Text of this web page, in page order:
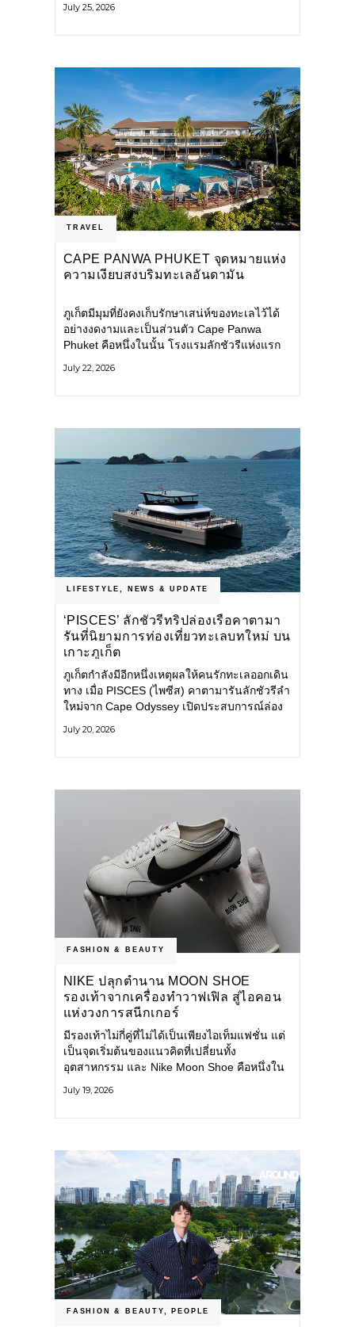
โครงสร้างพื้นฐาน
July 25, 2026
TRAVEL
CAPE PANWA PHUKET จุดหมายแห่ง
ความเงียบสงบริมทะเลอันดามัน
ภูเก็ตมีมุมที่ยังคงเก็บรักษาเสน่ห์ของทะเลไว้ได้
อย่างงดงามและเป็นส่วนตัว Cape Panwa
Phuket คือหนึ่งในนั้น โรงแรมลักชัวรีแห่งแรก
แหลมพันวา ทางตะวันออกเฉียงใต้ของเกาะ
July 22, 2026
LIFESTYLE NEWS & UPDATE
‘PISCES’ ลักชัวรีทริปล่องเรือคาตามา
รันที่นิยามการท่องเที่ยวทะเลบทใหม่ บน
เกาะภูเก็ต
ภูเก็ตกำลังมีอีกหนึ่งเหตุผลให้คนรักทะเลออกเดิน
ทาง เมื่อ PISCES (ไพซีส) คาตามารันลักชัวรีลำ
ใหม่จาก Cape Odyssey เปิดประสบการณ์ล่อง
ไป ผสานความสะดวกสบายแบบโรงแรมระดับ
July 20, 2026
FASHION & BEAUTY
NIKE ปลุกตำนาน MOON SHOE
รองเท้าจากเครื่องทำวาฟเฟิล สู่ไอคอน
แห่งวงการสนีกเกอร์
มีรองเท้าไม่กี่คู่ที่ไม่ได้เป็นเพียงไอเท็มแฟชั่น แต่
เป็นจุดเริ่มต้นของแนวคิดที่เปลี่ยนทั้ง
อุตสาหกรรม และ Nike Moon Shoe คือหนึ่งใน
ศตวรรษก่อน กำลังกลับมาอีกครั้ง พร้อมพาเรื่อง
July 19, 2026
FASHION & BEAUTY PEOPLE